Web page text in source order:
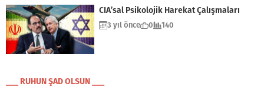
CIA’sal Psikolojik Harekat Çalışmaları
3 yıl önce 0 140
___ RUHUN ŞAD OLSUN ___